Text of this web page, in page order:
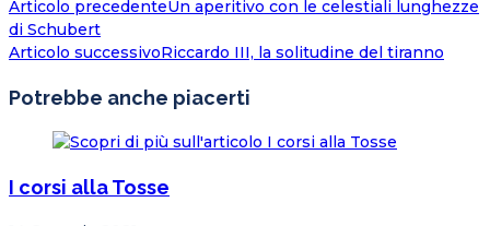
Articolo precedenteUn aperitivo con le celestiali lunghezze
di Schubert
Articolo successivoRiccardo III, la solitudine del tiranno
Potrebbe anche piacerti
I corsi alla Tosse